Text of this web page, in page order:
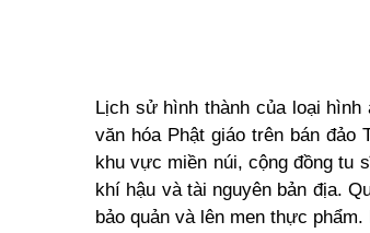
Lịch sử hình thành của loại
văn hóa Phật giáo trên bán đảo
khu vực miền núi, cộng đồng tu
khí hậu và tài nguyên bản địa.
bảo quản và lên men thực